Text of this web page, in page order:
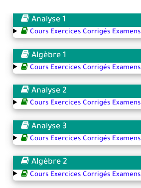
Analyse 1
Cours Exercices Corrigés Examens
Algèbre 1
Cours Exercices Corrigés Examens
Analyse 2
Cours Exercices Corrigés Examens
Analyse 3
Cours Exercices Corrigés Examens
Algèbre 2
Cours Exercices Corrigés Examens